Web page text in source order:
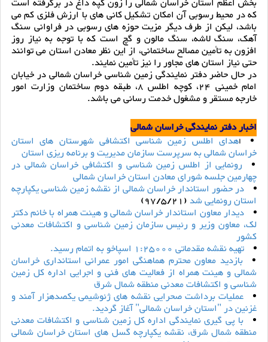
که در محیط رسوبی آن امکان تشکیل کانی های با ارزش فلزی کم می
باشد، لیکن از طرف دیگر مزیت حوزه های رسوبی در فراوانی سنگ
آهک، سنگ لاشه، سنگ مالون و گچ است که با توجه به نیاز روز
افزون به تأمین مصالح ساختمانی، از این نظر معادن استان می توانند
حتی نیاز استان های مجاور را نیز تأمین نمایند.
در حال حاضر دفتر نمایندگی زمین شناسی خراسان شمالی در خیابان
امام خمینی 24، کوچه اطلس 8، طبقه دوم ساختمان وزارت امور
خارجه مستقر و مشغول خدمت رسانی می باشد.
اخبار دفتر نمایندگی خراسان شمالی
اهدای اطلس زمین شناسی اکتشافی شهرستان های استان
خراسان شمالی به سرپرست سازمان مدیریت و برنامه ریزی استان
رونمایی از اطلس زمین شناسی و اکتشافی خراسان شمالی در
چهارمین جلسه شورای معادن استان خراسان شمالی
در حضور استاندار خراسان شمالی از نقشه زمین شناسی یکپارچه
استان رونمایی شد(97/5/21)
دیدار معاون استاندار خراسان شمالی و هیئت همراه با خانم دکتر
لک، معاون وزیر و رئیس سازمان زمین شناسی و اکتشافات معدنی
کشور
تهیه نقشه مقدماتی 1:25000 اسپاخو به اتمام رسید.
بازدید معاون محترم هماهنگی امور عمرانی استانداری خراسان
شمالی و هیئت همراه از فعالیت های فنی و اجرایی اداره کل زمین
شناسی و اکتشافات معدنی منطقه شمال شرق
عملیات برداشت صحرایی نقشه های ژئوشیمی یکصدهزار آمند و
غزنین در "استان خراسان شمالی" آغاز گردید.
با پی گیری نمایندگی اداره کل زمین شناسی و اکتشافات معدنی
منطقه شمال شرق، نقشه یکپارچه گسل های استان خراسان شمالی